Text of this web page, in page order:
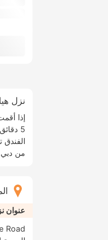
نزل
إذا
5
من
عنوان